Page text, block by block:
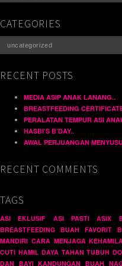
CATEGORIES
Categories
RECENT POSTS
MEDIA ASIP ANAK LANANG..
BREASTFEEDING
PERALATAN TEMPUR ASI
HASBI’S B’DAY..
AWAL PERJUANGAN
RECENT COMMENTS
TAGS
ASI EKLUSIF ASI PASTI ASIX
BREASTFEEDING BUAH FAVORIT
MANDIRI CARA MENJAGA
CUTI HAMIL DAYA TAHAN TUBUH
DAN BAYI KANDUNGAN BUAH